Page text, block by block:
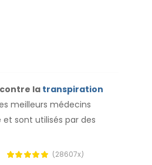
la transpiration
meilleurs médecins
sont utilisés par des
(28607x)